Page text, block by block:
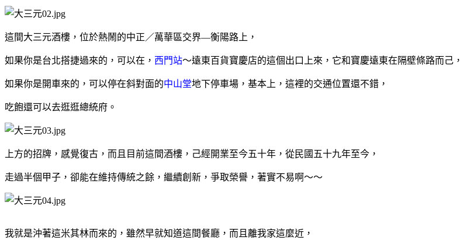
這間大三元酒樓，位於熱鬧的中正／萬華區交界—衡陽路上，
如果你是台北搭捷過來的，可以在， 西門站～遠東百貨寶慶店的這個出口上來，它和寶慶遠東在隔壁條路而己，
如果你是開車來的，可以停在斜對面的中山堂地下停車場，基本上，這裡的交通位置還不錯，
吃飽還可以去逛逛總統府。
上方的招牌，感覺復古，而且目前這間酒樓，己經開業至今五十年，從民國五十九年至今，
走過半個甲子，卻能在維持傳統之餘，繼續創新，爭取榮譽，著實不易啊～～
我就是沖著這米其林而來的，雖然早就知道這間餐廳，而且離我家這麼近，